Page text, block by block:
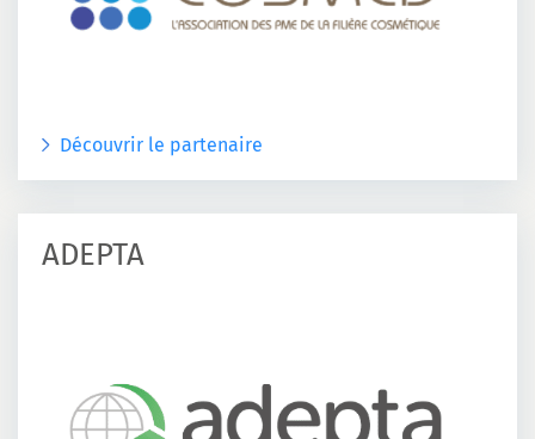
Découvrir le partenaire
ADEPTA